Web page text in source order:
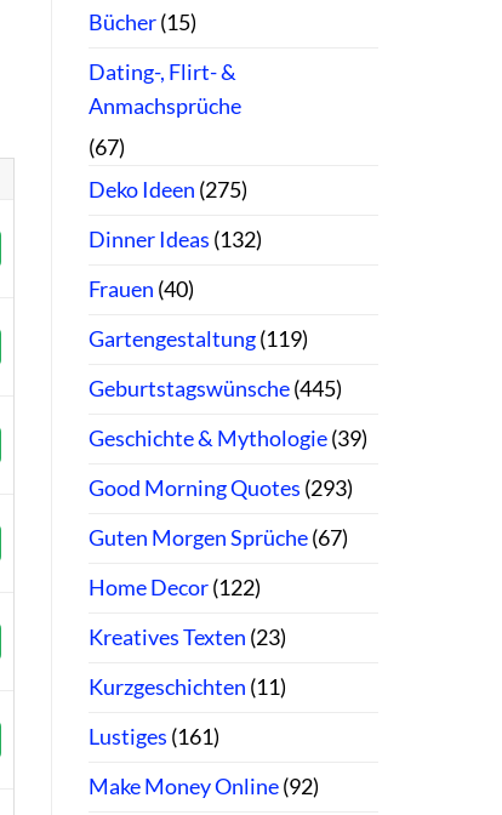
Bücher(15)
Dating-, Flirt- &
Anmachsprüche
(67)
Deko Ideen (275)
Dinner Ideas (132)
Frauen (40)
Gartengestaltung(119)
Geburtstagswünsche(445)
Geschichte & Mythologie(39)
Good Morning Quotes (293)
Guten Morgen Sprüche(67)
Home Decor(122)
Kreatives Texten (23)
Kurzgeschichten (11)
Lustiges (161)
Make Money Online(92)